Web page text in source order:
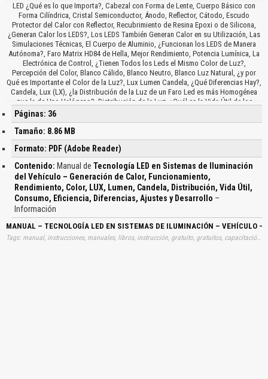
LED ¿Qué es lo que Importa?, Cabezal con Forma de Lente, Cuerpo Básico con
Forma Cilíndrica, Cristal Semiconductor, Ánodo, Reflector, Cátodo, Escudo
Protector del Calor con Reflector, Recubrimiento de Resina Epoxi o de Silicona,
¿Generan Calor los LEDS?, Los LEDS También Generan Calor en su Utilización, Las
Simulaciones Técnicas, El Cuerpo de Aluminio, ¿Funcionan los LEDS de Manera
Autónoma?, Faro Matrix HD84 de Hella, Mejor Rendimiento, Potencia Lumínica, La
Electrónica de Control, ¿Tienen Todos los Leds el Mismo Color de Luz?,
Percepción del Color, Blanco Cálido, Blanco Neutro, Blanco Luz Natural, ¿y por
Qué es Importante el Color de la Luz?, Lux Lumen Candela, ¿Qué Diferencias Hay?,
Candela, Lux (LX), ¿la Distribución de la Luz de un Faro Led es más Homogénea
que la de Uno Halógeno?, Distribución de la Luz, ¿Cuál es la Vida Útil de los
Leds?, Lámpara Incandescente, Halógena, Lámpara de Ahorro Energético, Tubo
Fluorescente, Led, ¿Cuál es la Eficiencia Energética de los Leds?, Halógeno, ¿en
Qué Sectores Merece la Pena Usar Leds?, Rentables en Todos los Sectores,
¿Cómo se Puede Cambiar Fácilmente de Tecnología Halógena a Led?, ¿y Qué Debe
Tenerse en Cuenta?, ¿Cómo se Ajusta Correctamente un Faro Led?, ¿Ha Llegado a
su Fin el Desarrollo de la Tecnología Led?, App Addlight para Móviles, App
Worklights para Móviles, Led de Hella, Página Web Camión, Página Web
Agricultura, Eliver, La Herramienta para Comparar la Iluminación…
Páginas: 36
Tamaño: 8.86 MB
Formato: PDF (Adobe Reader)
Contenido: Manual de Tecnología LED en Sistemas de Iluminación
del Vehículo – Generación de Calor, Funcionamiento,
Rendimiento, Color, LUX, Lumen, Candela, Distribución, Vida Útil,
Consumo, Eficiencia, Diferencias, Ajustes y Desarrollo –
Información
MANUAL – TECNOLOGÍA LED EN SISTEMAS DE ILUMINACIÓN – VEHÍCULO
Tags: manual, instrucciones, manuales, libros, instrucción, gratuito, gratuitos, capacitación, entrenamiento, capacitaciones, información, datos, gratis, descargar, guías, guias, tecnologias, led, sistemas, iluminaciones, vehiculos, generaciones, calores, funcionamientos, rendimientos, colores, lux, lumen, candelas, distribuciones, vidas, util, consumos, eficiencias, diferencias, ajustes, desarrollos, aprender, descargas